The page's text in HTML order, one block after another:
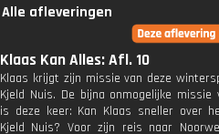
Alle afleveringen
Klaas Kan Alles: Afl. 10
Klaas krijgt zijn missie van deze
Kjeld Nuis. De bijna onmogelijke missie
is deze keer: Kan Klaas sneller over
Kjeld Nuis? Voor zijn reis naar